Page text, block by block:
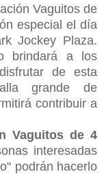
Vaguitos de
especial el día
Jockey Plaza.
brindará a los
de esta
grande de
contribuir a
Vaguitos de 4
interesadas
podrán hacerlo